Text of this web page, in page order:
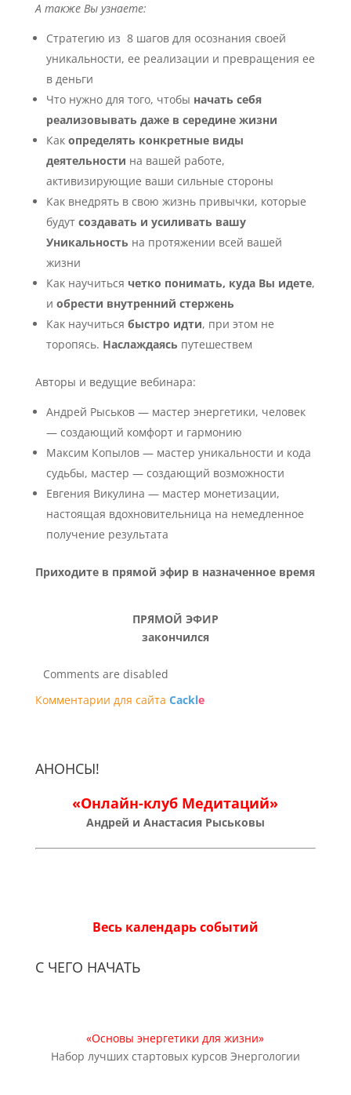
А также Вы узнаете:
Стратегию из 8 шагов для осознания своей
уникальности, ее реализации и превращения ее
в деньги
Что нужно для того, чтобы начать себя
реализовывать даже в середине жизни
Как определять конкретные виды
деятельности на вашей работе,
активизирующие ваши сильные стороны
Как внедрять в свою жизнь привычки, которые
будут создавать и усиливать вашу
Уникальность на протяжении всей вашей
жизни
Как научиться четко понимать, куда Вы идете,
и обрести внутренний стержень
Как научиться быстро идти, при этом не
торопясь. Наслаждаясь путешествем
Авторы и ведущие вебинара:
Андрей Рыськов — мастер энергетики, человек
— создающий комфорт и гармонию
Максим Копылов — мастер уникальности и кода
судьбы, мастер — создающий возможности
Евгения Викулина — мастер монетизации,
настоящая вдохновительница на немедленное
получение результата
Приходите в прямой эфир в назначенное время
ПРЯМОЙ ЭФИР
закончился
Comments are disabled
Комментарии для сайта Cackle
АНОНСЫ!
«Онлайн-клуб Медитаций»
Андрей и Анастасия Рыськовы
Весь календарь событий
С ЧЕГО НАЧАТЬ
«Основы энергетики для жизни»
Набор лучших стартовых курсов Энергологии